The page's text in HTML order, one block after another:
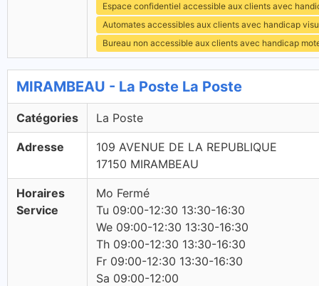
Espace confidentiel accessible aux clients avec
Automates accessibles aux clients avec handicap
Bureau non accessible aux clients avec handicap
MIRAMBEAU - La Poste La Poste
Catégories La Poste
Adresse
109 AVENUE DE LA REPUBLIQUE
17150 MIRAMBEAU
Horaires
Service
Mo Fermé
Tu 09:00-12:30 13:30-16:30
We 09:00-12:30 13:30-16:30
Th 09:00-12:30 13:30-16:30
Fr 09:00-12:30 13:30-16:30
Sa 09:00-12:00